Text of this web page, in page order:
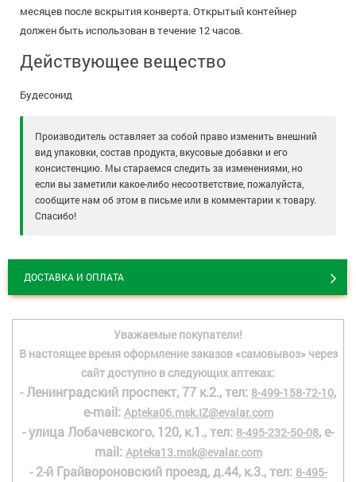
месяцев после вскрытия конверта. Открытый контейнер
должен быть использован в течение 12 часов.
Действующее вещество
Будесонид
Производитель оставляет за собой право изменить внешний
вид упаковки, состав продукта, вкусовые добавки и его
консистенцию. Мы стараемся следить за изменениями, но
если вы заметили какое-либо несоответствие, пожалуйста,
сообщите нам об этом в письме или в комментарии к товару.
Спасибо!
ДОСТАВКА И ОПЛАТА
Уважаемые покупатели!
В настоящее время оформление заказов «самовывоз» через
сайт доступно в следующих аптеках:
- Ленинградский проспект, 77 к.2., тел: 8-499-158-72-10,
e-mail: Apteka06.msk.IZ@evalar.com
- улица Лобачевского, 120, к.1., тел: 8-495-232-50-08, e-
mail: Apteka13.msk@evalar.com
- 2-й Грайвороновский проезд, д.44, к.3., тел: 8-495-